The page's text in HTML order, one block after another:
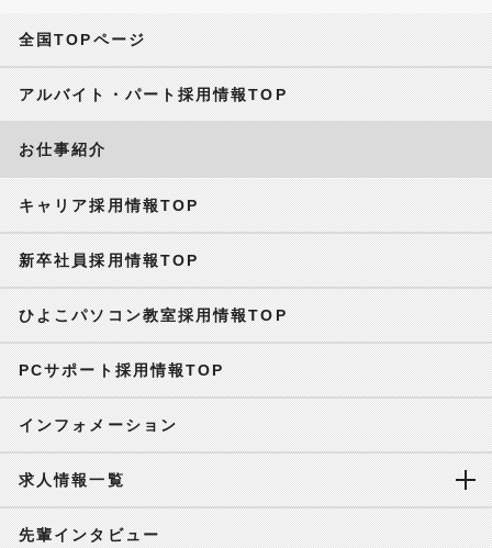
全国TOPページ
アルバイト・パート採用情報TOP
お仕事紹介
キャリア採用情報TOP
新卒社員採用情報TOP
ひよこパソコン教室採用情報TOP
PCサポート採用情報TOP
インフォメーション
求人情報一覧
先輩インタビュー